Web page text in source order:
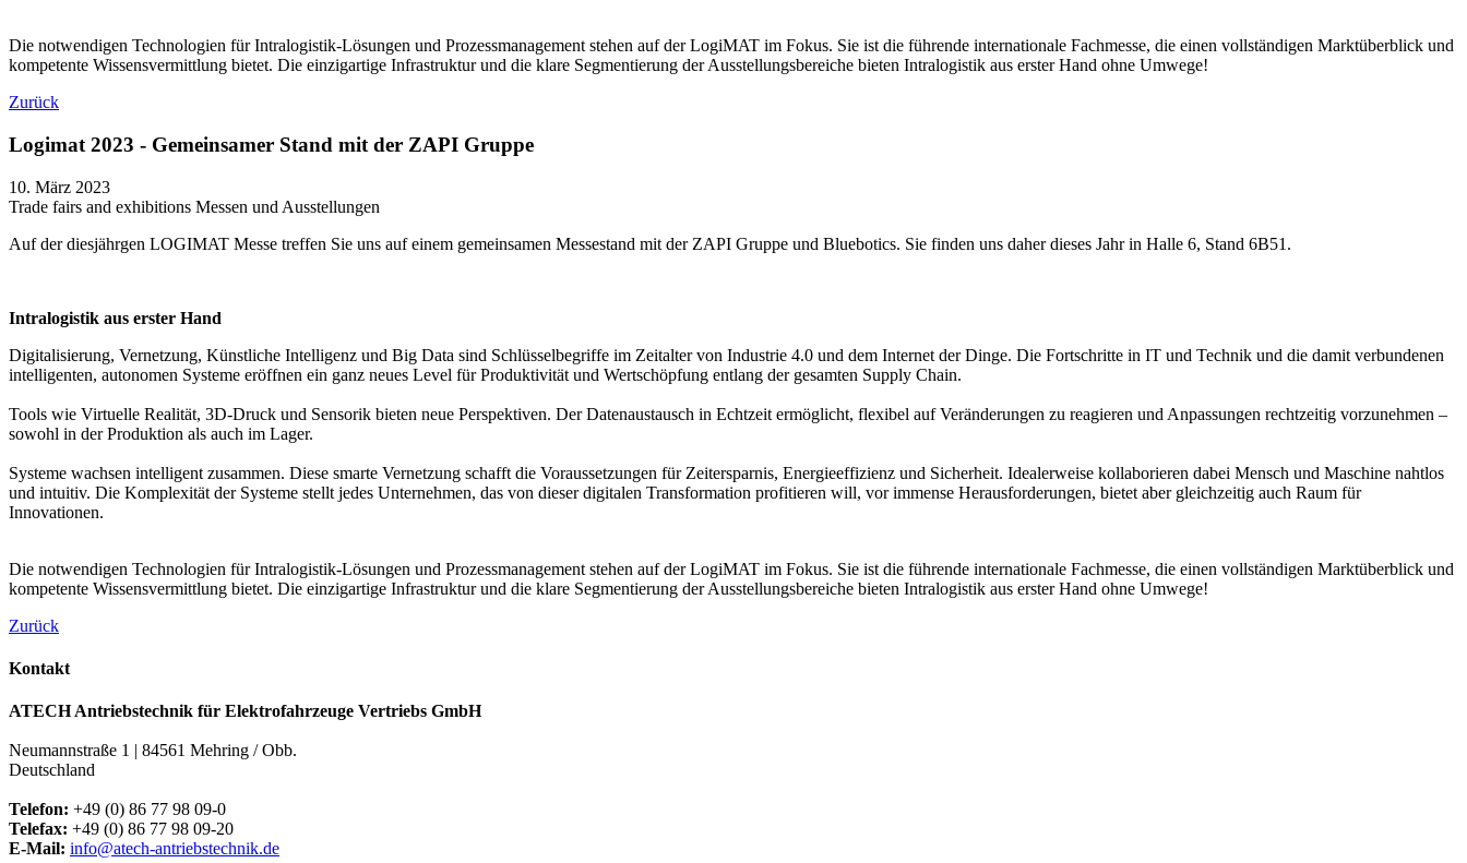
Die notwendigen Technologien für Intralogistik-Lösungen und Prozessmanagement stehen auf der LogiMAT im Fokus. Sie ist die führende internationale Fachmesse, die einen vollständigen Marktüberblick und
kompetente Wissensvermittlung bietet. Die einzigartige Infrastruktur und die klare Segmentierung der Ausstellungsbereiche bieten Intralogistik aus erster Hand ohne Umwege!
Zurück
Logimat 2023 - Gemeinsamer Stand mit der ZAPI Gruppe
10. März 2023
Trade fairs and exhibitions Messen und Ausstellungen
Auf der diesjährgen LOGIMAT Messe treffen Sie uns auf einem gemeinsamen Messestand mit der ZAPI Gruppe und Bluebotics. Sie finden uns daher dieses Jahr in Halle 6, Stand 6B51.
Intralogistik aus erster Hand
Digitalisierung, Vernetzung, Künstliche Intelligenz und Big Data sind Schlüsselbegriffe im Zeitalter von Industrie 4.0 und dem Internet der Dinge. Die Fortschritte in IT und Technik und die damit verbundenen
intelligenten, autonomen Systeme eröffnen ein ganz neues Level für Produktivität und Wertschöpfung entlang der gesamten Supply Chain.
Tools wie Virtuelle Realität, 3D-Druck und Sensorik bieten neue Perspektiven. Der Datenaustausch in Echtzeit ermöglicht, flexibel auf Veränderungen zu reagieren und Anpassungen rechtzeitig vorzunehmen –
sowohl in der Produktion als auch im Lager.
Systeme wachsen intelligent zusammen. Diese smarte Vernetzung schafft die Voraussetzungen für Zeitersparnis, Energieeffizienz und Sicherheit. Idealerweise kollaborieren dabei Mensch und Maschine nahtlos
und intuitiv. Die Komplexität der Systeme stellt jedes Unternehmen, das von dieser digitalen Transformation profitieren will, vor immense Herausforderungen, bietet aber gleichzeitig auch Raum für
Innovationen.
Die notwendigen Technologien für Intralogistik-Lösungen und Prozessmanagement stehen auf der LogiMAT im Fokus. Sie ist die führende internationale Fachmesse, die einen vollständigen Marktüberblick und
kompetente Wissensvermittlung bietet. Die einzigartige Infrastruktur und die klare Segmentierung der Ausstellungsbereiche bieten Intralogistik aus erster Hand ohne Umwege!
Zurück
Kontakt
ATECH Antriebstechnik für Elektrofahrzeuge Vertriebs GmbH
Neumannstraße 1 | 84561 Mehring / Obb.
Deutschland
Telefon: +49 (0) 86 77 98 09-0
Telefax: +49 (0) 86 77 98 09-20
E-Mail: info@atech-antriebstechnik.de